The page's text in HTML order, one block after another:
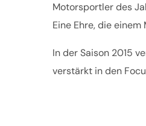
Motorsportler des
Eine Ehre, die
In der Saison 2015
verstärkt in den